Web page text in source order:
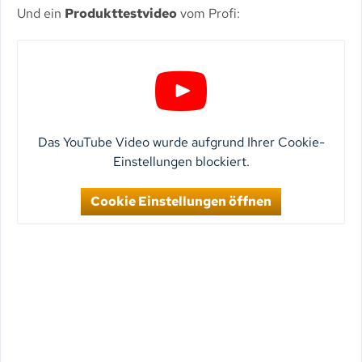
Und ein Produkttestvideovom Profi:
Das YouTube Video wurde aufgrund Ihrer Cookie-
Einstellungen blockiert.
Cookie Einstellungen öffnen